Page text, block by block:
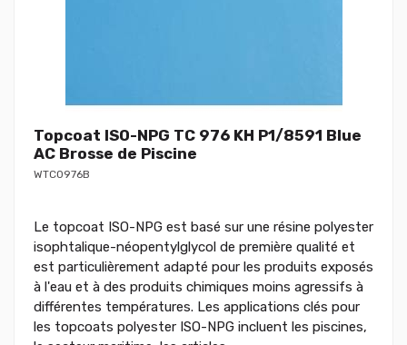
Topcoat ISO-NPG TC 976 KH P1/8591 Blue
AC Brosse de Piscine
WTC0976B
Le topcoat ISO-NPG est basé sur une résine polyester
isophtalique-néopentylglycol de première qualité et
est particulièrement adapté pour les produits exposés
à l'eau et à des produits chimiques moins agressifs à
différentes températures. Les applications clés pour
les topcoats polyester ISO-NPG incluent les piscines,